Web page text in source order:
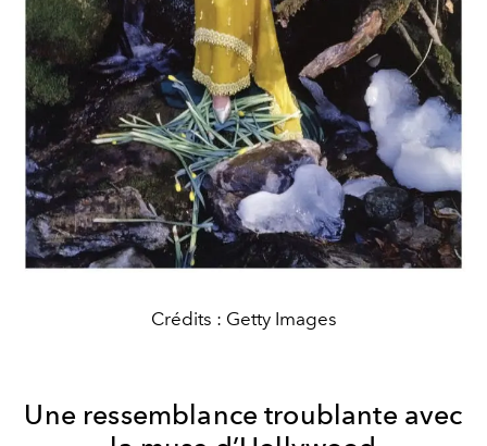
Crédits : Getty Images
Une ressemblance troublante avec